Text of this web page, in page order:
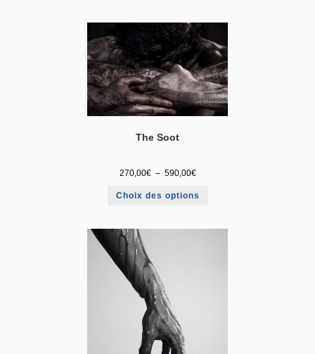
The Soot
270,00€ – 590,00€
Choix des options